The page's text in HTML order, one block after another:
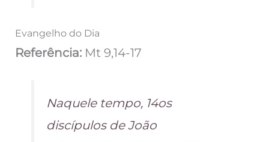
Evangelho do Dia
Referência: Mt 9,14-17
Naquele tempo, 14os
discípulos de João